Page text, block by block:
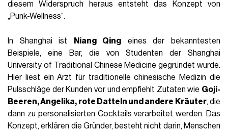
diesem Widerspruch heraus entsteht das Konzept von
„Punk-Wellness“.
In Shanghai ist Niang Qing eines der bekanntesten
Beispiele, eine Bar, die von Studenten der Shanghai
University of Traditional Chinese Medicine gegründet wurde.
Hier liest ein Arzt für traditionelle chinesische Medizin die
Pulsschläge der Kunden vor und empfiehlt Zutaten wie Goji-
Beeren, Angelika, rote Datteln und andere Kräuter, die
dann zu personalisierten Cocktails verarbeitet werden. Das
Konzept, erklären die Gründer, besteht nicht darin, Menschen